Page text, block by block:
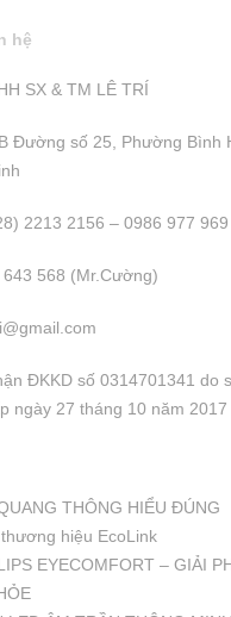
hệ
SX & TM LÊ TRÍ
Đường số 25, Phường Bình
2213 2156 – 0986 977 969
568 (Mr.Cường)
ĐKKD số 0314701341 do
ngày 27 tháng 10 năm 2017
THÔNG HIỂU ĐÚNG
hiệu EcoLink
EYECOMFORT – GIẢI